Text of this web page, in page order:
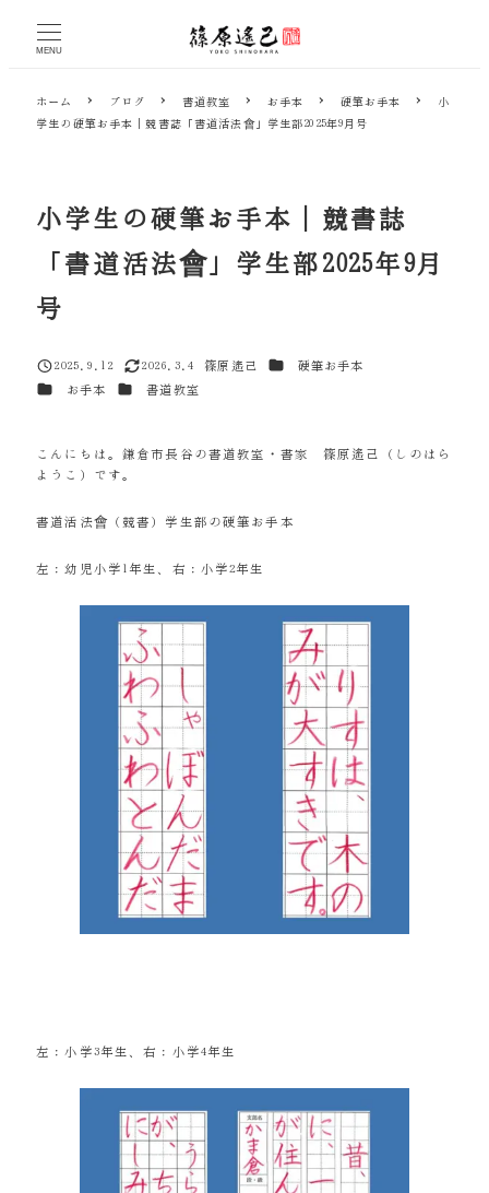
MENU
ホーム ブログ 書道教室 お手本 硬筆お手本
小
学生の硬筆お手本｜競書誌「書道活法會」学生部2025年9月号
小学生の硬筆お手本｜競書誌
「書道活法會」学生部2025年9月
号
投稿日
2025.9.12
更新日
2026.3.4
篠原遙己 カテゴリー
硬筆お手本
カテゴリー
お手本 カテゴリー
書道教室
こんにちは。鎌倉市長谷の書道教室・書家 篠原遙己（しのはら
ようこ）です。
書道活法會（競書）学生部の硬筆お手本
左：幼児小学1年生、右：小学2年生
左：小学3年生、右：小学4年生